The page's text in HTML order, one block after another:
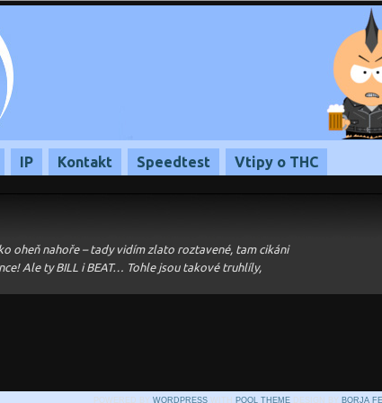
IP Kontakt Speedtest Vtipy o THC
oheň nahoře – tady vidím zlato roztavené, tam cikáni
Ale ty BILL i BEAT… Tohle jsou takové truhlíly,
POWERED BY WORDPRESSWITH POOL THEMEDESIGN BY BORJA